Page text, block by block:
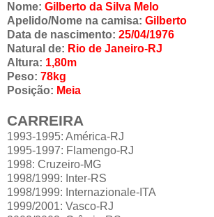
Nome: Gilberto da Silva Melo
Apelido/Nome na camisa: Gilberto
Data de nascimento: 25/04/1976
Natural de: Rio de Janeiro-RJ
Altura: 1,80m
Peso: 78kg
Posição: Meia
CARREIRA
1993-1995: América-RJ
1995-1997: Flamengo-RJ
1998: Cruzeiro-MG
1998/1999: Inter-RS
1998/1999: Internazionale-ITA
1999/2001: Vasco-RJ